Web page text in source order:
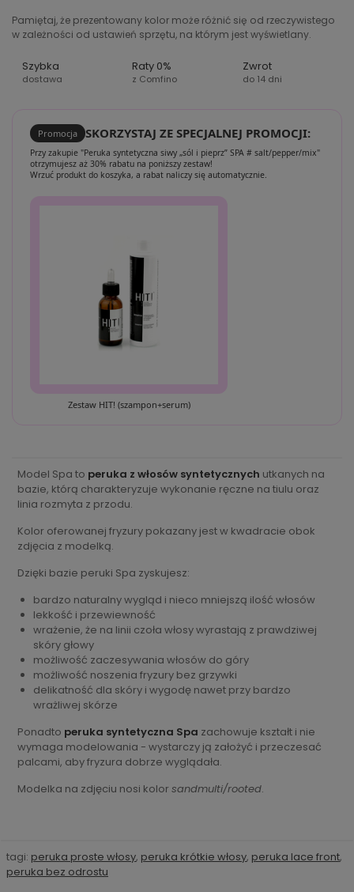
Pamiętaj, że prezentowany kolor może różnić się od rzeczywistego
w zależności od ustawień sprzętu, na którym jest wyświetlany.
Szybka
dostawa
Raty 0%
z Comfino
Zwrot
do 14 dni
Promocja SKORZYSTAJ ZE SPECJALNEJ PROMOCJI:
Przy zakupie "Peruka syntetyczna siwy „sól i pieprz” SPA # salt/pepper/mix"
otrzymujesz aż 30% rabatu na poniższy zestaw!
Wrzuć produkt do koszyka, a rabat naliczy się automatycznie.
Zestaw HIT! (szampon+serum)
Model Spa to peruka z włosów syntetycznych utkanych na
bazie, którą charakteryzuje wykonanie ręczne na tiulu oraz
linia rozmyta z przodu.
Kolor oferowanej fryzury pokazany jest w kwadracie obok
zdjęcia z modelką.
Dzięki bazie peruki Spa zyskujesz:
bardzo naturalny wygląd i nieco mniejszą ilość włosów
lekkość i przewiewność
wrażenie, że na linii czoła włosy wyrastają z prawdziwej
skóry głowy
możliwość zaczesywania włosów do góry
możliwość noszenia fryzury bez grzywki
delikatność dla skóry i wygodę nawet przy bardzo
wrażliwej skórze
Ponadto peruka syntetyczna Spa zachowuje kształt i nie
wymaga modelowania - wystarczy ją założyć i przeczesać
palcami, aby fryzura dobrze wyglądała.
Modelka na zdjęciu nosi kolor sandmulti/rooted.
tagi: peruka proste włosy, peruka krótkie włosy, peruka lace front,
peruka bez odrostu